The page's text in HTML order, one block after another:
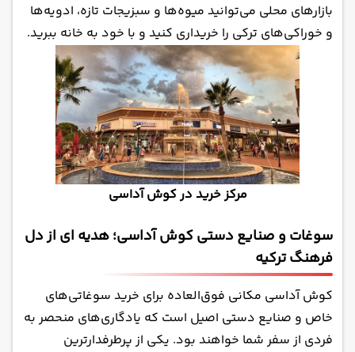
بازارهای محلی می‌توانید میوه‌ها و سبزیجات تازه، ادویه‌ها
و خوراکی‌های ترکی را خریداری کنید و با خود به خانه ببرید.
مرکز خرید در کوش آداسی
سوغات و صنایع دستی کوش آداسی؛ هدیه ای از دل
فرهنگ ترکیه
کوش آداسی مکانی فوق‌العاده برای خرید سوغاتی‌های
خاص و صنایع دستی اصیل است که یادگاری‌های منحصر به
فردی از سفر شما خواهند بود. یکی از پرطرفدارترین